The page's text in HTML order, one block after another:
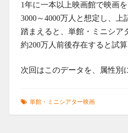
1年に一本以上映画館で映画
3000～4000万人と想定し、上
踏まえると、単館・ミニシア
約200万人前後存在すると試算
次回はこのデータを、属性別
単館・ミニシアター映画